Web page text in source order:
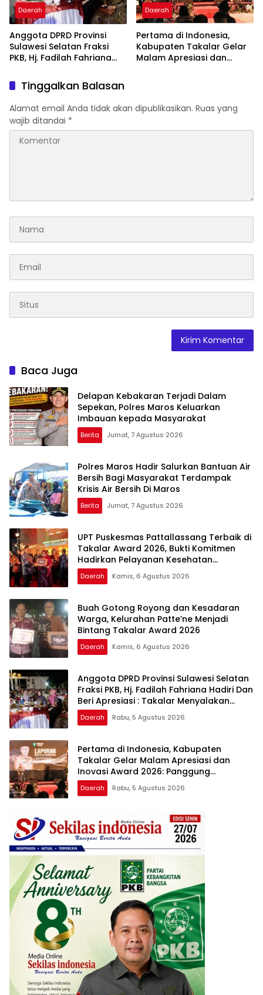
Daerah
Anggota DPRD Provinsi
Sulawesi Selatan Fraksi
PKB, Hj. Fadilah Fahriana
Takalar Menyalakan
Lentera Pengabdian
Melalui Malam Apresiasi
dan Inovasi Award 2026
Daerah
Pertama di Indonesia,
Kabupaten Takalar Gelar
Malam Apresiasi dan
Berprestasi
Tinggalkan Balasan
Alamat email Anda tidak akan dipublikasikan. Ruas yang
wajib ditandai *
Baca Juga
Delapan Kebakaran Terjadi Dalam
Sepekan, Polres Maros Keluarkan
Imbauan kepada Masyarakat
Berita Jumat, 7 Agustus 2026
Polres Maros Hadir Salurkan Bantuan Air
Bersih Bagi Masyarakat Terdampak
Krisis Air Bersih Di Maros
Berita Jumat, 7 Agustus 2026
UPT Puskesmas Pattallassang Terbaik di
Takalar Award 2026, Bukti Komitmen
Hadirkan Pelayanan Kesehatan
Berkualitas
Daerah Kamis, 6 Agustus 2026
Buah Gotong Royong dan Kesadaran
Warga, Kelurahan Patte’ne Menjadi
Bintang Takalar Award 2026
Daerah Kamis, 6 Agustus 2026
Anggota DPRD Provinsi Sulawesi Selatan
Fraksi PKB, Hj. Fadilah Fahriana Hadiri Dan
Beri Apresiasi : Takalar Menyalakan
Lentera Pengabdian Melalui Malam
Apresiasi dan Inovasi Award 2026
Daerah Rabu, 5 Agustus 2026
Pertama di Indonesia, Kabupaten
Takalar Gelar Malam Apresiasi dan
Inovasi Award 2026: Panggung
Penghargaan bagi Pelayan Publik
Berprestasi
Daerah Rabu, 5 Agustus 2026